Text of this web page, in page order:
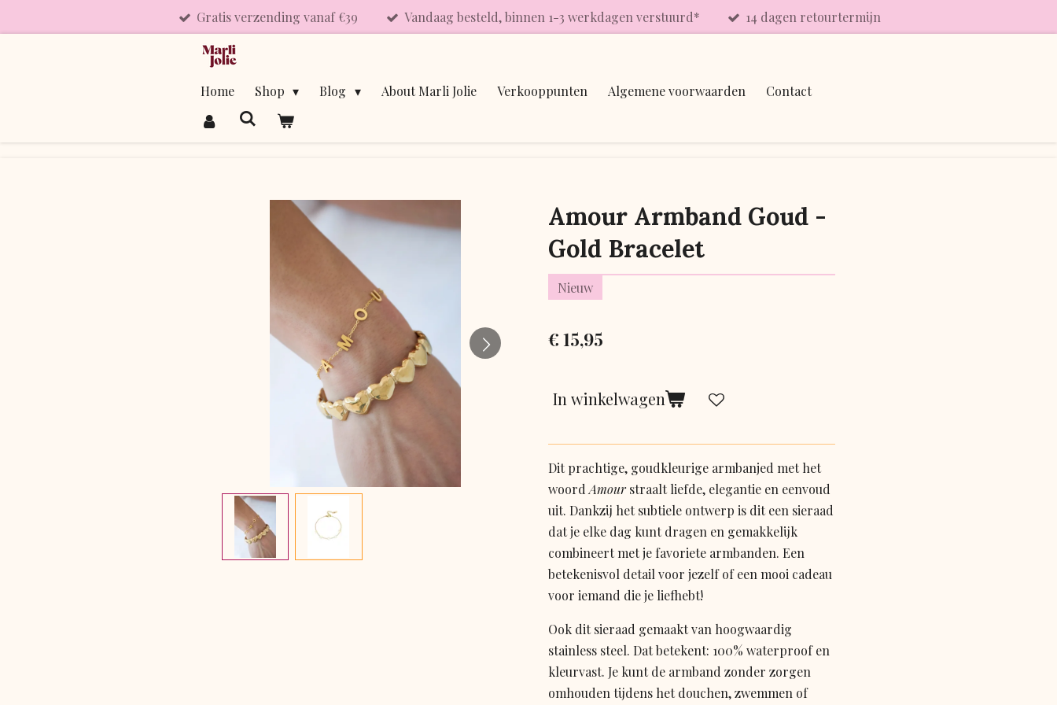
Gratis verzending vanaf €39 Vandaag besteld, binnen 1-3 werkdagen verstuurd* 14 dagen retourtermijn
Home Shop Blog About Marli Jolie Verkooppunten Algemene voorwaarden Contact
Amour Armband Goud -
Gold Bracelet
Nieuw
€ 15,95
In winkelwagen
Dit prachtige, goudkleurige armbanjed met het
woordAmourstraalt liefde, elegantie en eenvoud
uit. Dankzij het subtiele ontwerp is dit een sieraad
dat je elke dag kunt dragen en gemakkelijk
combineert met je favoriete armbanden. Een
betekenisvol detail voor jezelf of een mooi cadeau
voor iemand die je liefhebt!
Ook dit sieraad gemaakt van hoogwaardig
stainless steel. Dat betekent: 100% waterproof en
kleurvast. Je kunt de armband zonder zorgen
omhouden tijdens het douchen, zwemmen of